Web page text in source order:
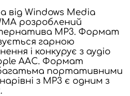
від Windows Media
розроблений
MP3. Формат
гарною
і конкурує з аудіо
AAC. Формат
портативними
з MP3 є одним з